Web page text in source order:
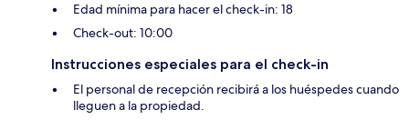
Edad mínima para hacer el check-in: 18
Check-out: 10:00
Instrucciones especiales para el check-in
El personal de recepción recibirá a los huéspedes cuando
lleguen a la propiedad.